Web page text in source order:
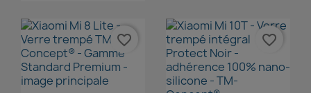
favorite_border favorite_border